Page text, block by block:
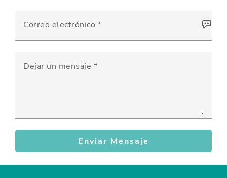
Correo electrónico *
Dejar un mensaje *
Enviar Mensaje